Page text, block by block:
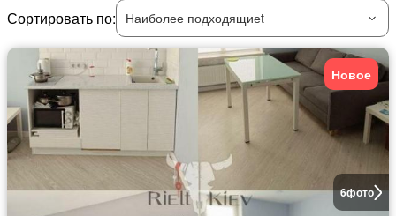
Сортировать по:
Наиболее подходящиеt
6фото
Новое